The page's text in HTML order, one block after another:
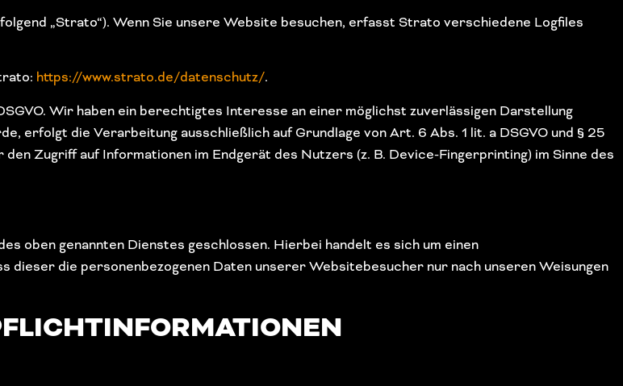
„Strato“). Wenn Sie unsere Website besuchen, erfasst Strato verschiedene Logfiles
https://www.strato.de/datenschutz/.
Wir haben ein berechtigtes Interesse an einer möglichst zuverlässigen Darstellung
erfolgt die Verarbeitung ausschließlich auf Grundlage von Art. 6 Abs. 1 lit. a DSGVO und § 25
Zugriff auf Informationen im Endgerät des Nutzers (z. B. Device-Fingerprinting) im Sinne des
oben genannten Dienstes geschlossen. Hierbei handelt es sich um einen
die personenbezogenen Daten unserer Websitebesucher nur nach unseren Weisungen